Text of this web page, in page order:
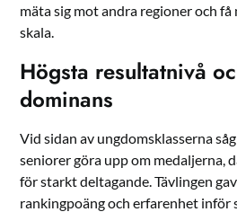
mäta sig mot andra regioner och
skala.
Högsta resultatnivå
dominans
Vid sidan av ungdomsklasserna
seniorer göra upp om medaljerna,
för starkt deltagande. Tävlingen
rankingpoäng och erfarenhet inför